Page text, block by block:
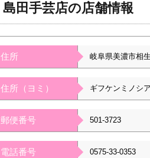
島田手芸店の店舗情報
住所 岐阜県美濃市相
住所（ヨミ） ギフケンミノシ
郵便番号 501-3723
電話番号 0575-33-0353